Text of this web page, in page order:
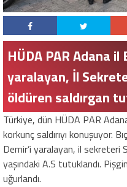
HÜDA PAR Adana il
yaralayan, İl
öldüren saldırgan
Türkiye, dün HÜDA PAR
korkunç saldırıyı konuşuyor.
Demir’i yaralayan, il sekreteri
yaşındaki A.S tutuklandı.
uğurlandı.